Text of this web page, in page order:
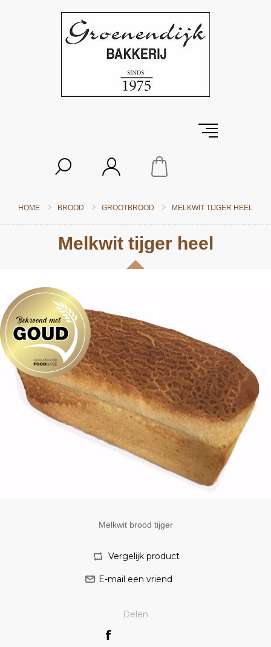
HOME BROOD GROOTBROOD MELKWIT TIJGER HEEL
Melkwit tijger heel
Melkwit brood tijger
Delen